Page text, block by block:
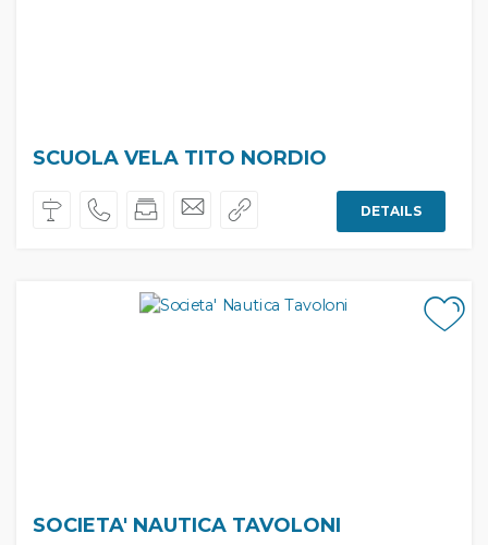
SCUOLA VELA TITO NORDIO
DETAILS
SOCIETA' NAUTICA TAVOLONI